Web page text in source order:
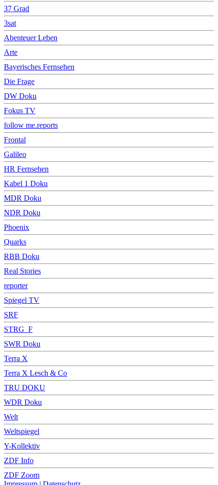
37 Grad
3sat
Abenteuer Leben
Arte
Bayerisches Fernsehen
Die Frage
DW Doku
Fokus TV
follow me.reports
Frontal
Galileo
HR Fernsehen
Kabel 1 Doku
MDR Doku
NDR Doku
Phoenix
Quarks
RBB Doku
Real Stories
reporter
Spiegel TV
SRF
STRG_F
SWR Doku
Terra X
Terra X Lesch & Co
TRU DOKU
WDR Doku
Welt
Weltspiegel
Y-Kollektiv
ZDF Info
ZDF Zoom